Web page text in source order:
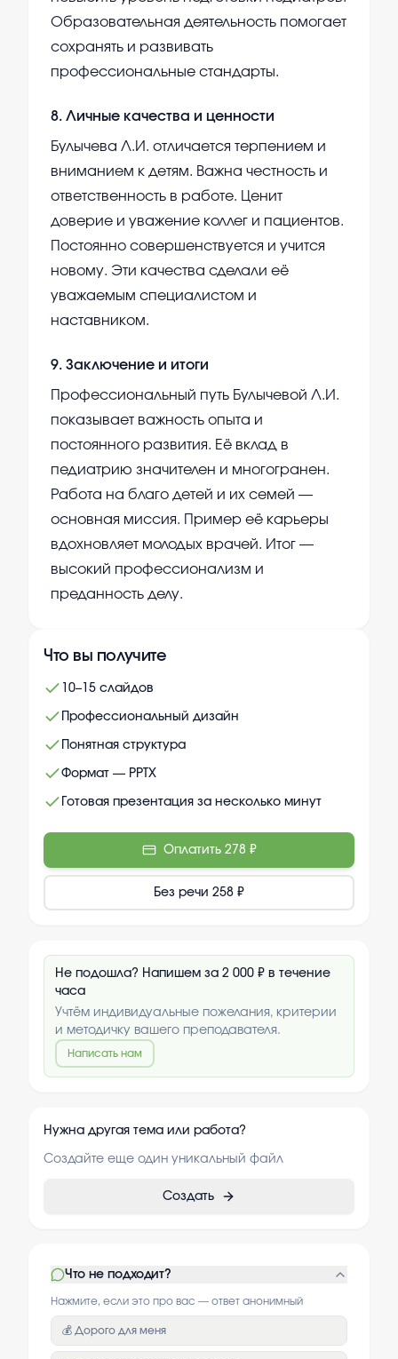
Образовательная деятельность помогает
сохранять и развивать
профессиональные стандарты.
8. Личные качества и ценности
Булычева Л.И. отличается терпением и
вниманием к детям. Важна честность и
ответственность в работе. Ценит
доверие и уважение коллег и пациентов.
Постоянно совершенствуется и учится
новому. Эти качества сделали её
уважаемым специалистом и
наставником.
9. Заключение и итоги
Профессиональный путь Булычевой Л.И.
показывает важность опыта и
постоянного развития. Её вклад в
педиатрию значителен и многогранен.
Работа на благо детей и их семей —
основная миссия. Пример её карьеры
вдохновляет молодых врачей. Итог —
высокий профессионализм и
преданность делу.
Что вы получите
10–15 слайдов
Профессиональный дизайн
Понятная структура
Формат — PPTX
Готовая презентация за несколько минут
Оплатить 278 ₽
Без речи 258 ₽
Не подошла? Напишем за 2 000 ₽ в течение
часа
Учтём индивидуальные пожелания, критерии
и методичку вашего преподавателя.
Написать нам
Нужна другая тема или работа?
Создайте еще один уникальный файл
Создать
Что не подходит?
Нажмите, если это про вас — ответ анонимный
💰 Дорого для меня